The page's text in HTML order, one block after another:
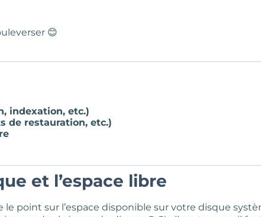
😊
indexation, etc.)
de restauration, etc.)
et l’espace libre
point sur l’espace disponible sur votre disque